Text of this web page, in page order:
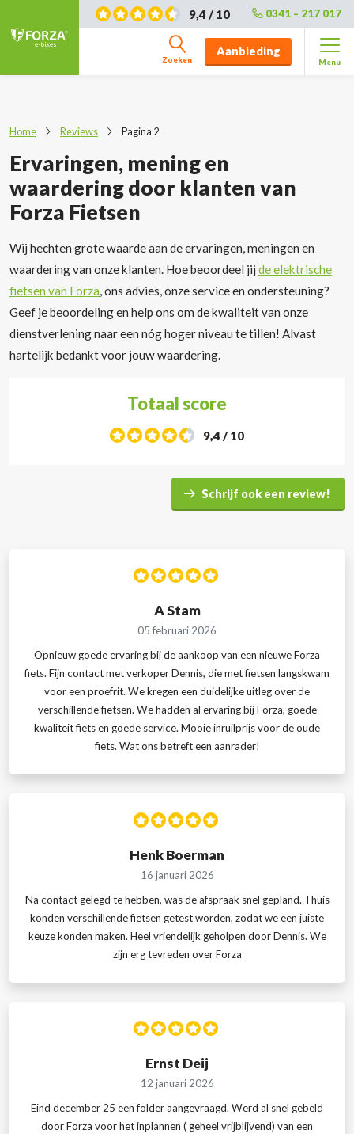
9,4 / 10 0341 – 217 017
Zoeken
Aanbieding
Menu
Home Reviews Pagina 2
Ervaringen, mening en
waardering door klanten van
Forza Fietsen
Wij hechten grote waarde aan de ervaringen, meningen en
waardering van onze klanten. Hoe beoordeel jijde elektrische
fietsen van Forza , ons advies, onze service en ondersteuning?
Geef je beoordeling en help ons om de kwaliteit van onze
dienstverlening naar een nóg hoger niveau te tillen! Alvast
hartelijk bedankt voor jouw waardering.
Totaal score
9,4 / 10
Schrijf ook een review!
A Stam
05 februari 2026
Opnieuw goede ervaring bij de aankoop van een nieuwe Forza
fiets. Fijn contact met verkoper Dennis, die met fietsen langskwam
voor een proefrit. We kregen een duidelijke uitleg over de
verschillende fietsen. We hadden al ervaring bij Forza, goede
kwaliteit fiets en goede service. Mooie inruilprijs voor de oude
fiets. Wat ons betreft een aanrader!
Henk Boerman
16 januari 2026
Na contact gelegd te hebben, was de afspraak snel gepland. Thuis
konden verschillende fietsen getest worden, zodat we een juiste
keuze konden maken. Heel vriendelijk geholpen door Dennis. We
zijn erg tevreden over Forza
Ernst Deij
12 januari 2026
Eind december 25 een folder aangevraagd. Werd al snel gebeld
door Forza voor het inplannen ( geheel vrijblijvend) van een